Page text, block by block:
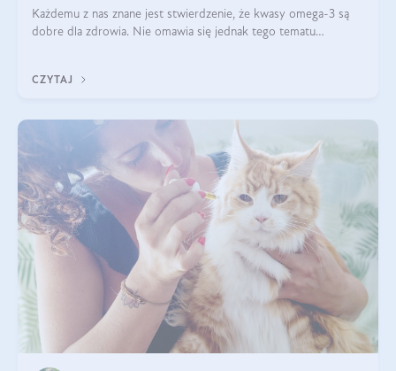
Każdemu z nas znane jest stwierdzenie, że kwasy omega-3 są
dobre dla zdrowia. Nie omawia się jednak tego tematu
CZYTAJ